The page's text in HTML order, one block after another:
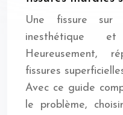
Une fissure
inesthétique
Heureusement,
fissures
Avec ce guide
le problème,